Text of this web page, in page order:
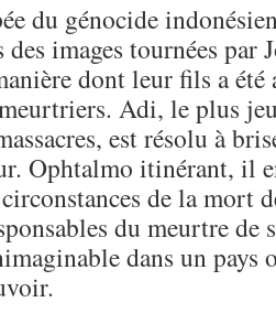
du génocide
images tournées par
dont leur fils a été
Adi, le plus
est résolu à
Ophtalmo itinérant, il
de la mort
du meurtre de
dans un pays